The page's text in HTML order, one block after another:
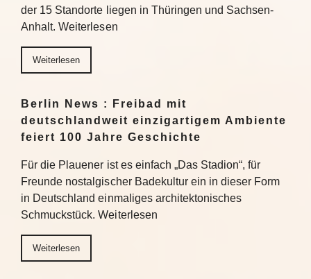
der 15 Standorte liegen in Thüringen und Sachsen-
Anhalt. Weiterlesen
Weiterlesen
Berlin News : Freibad mit
deutschlandweit einzigartigem Ambiente
feiert 100 Jahre Geschichte
Für die Plauener ist es einfach „Das Stadion“, für
Freunde nostalgischer Badekultur ein in dieser Form
in Deutschland einmaliges architektonisches
Schmuckstück. Weiterlesen
Weiterlesen